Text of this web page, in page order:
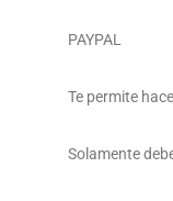
PAYPAL
Te permite
Solamente